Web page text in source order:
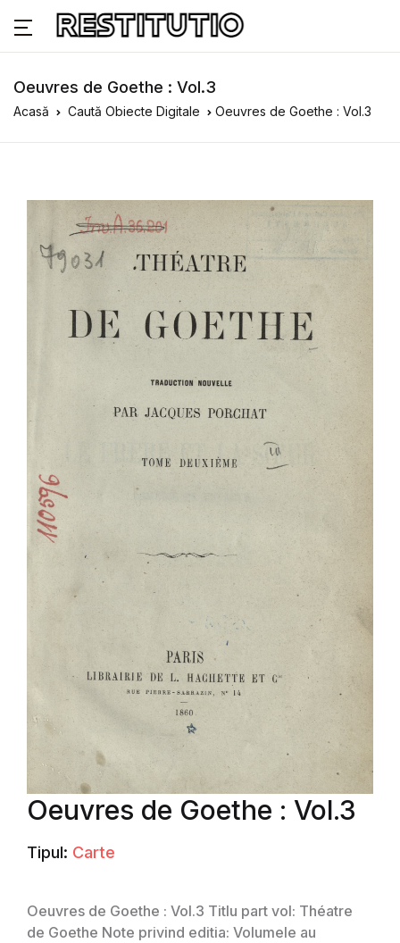
Oeuvres de Goethe : Vol.3
Acasă Caută Obiecte Digitale Oeuvres de Goethe : Vol.3
Oeuvres de Goethe : Vol.3
Tipul: Carte
Oeuvres de Goethe : Vol.3 Titlu part vol: Théatre
de Goethe Note privind editia: Volumele au